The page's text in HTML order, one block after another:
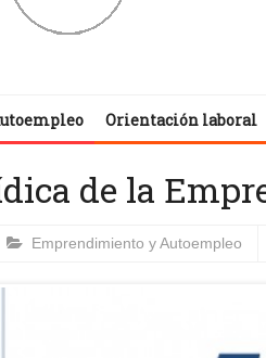
Orientación laboral
de la
Emprendimiento y Autoempleo